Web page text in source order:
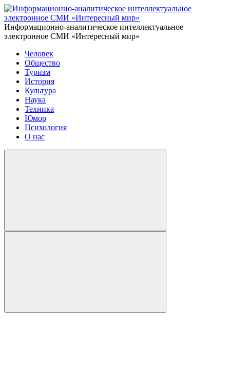
Информационно-аналитическое интеллектуальное
электронное СМИ «Интересный мир»
Человек
Общество
Туризм
История
Культура
Наука
Техника
Юмор
Психология
О нас